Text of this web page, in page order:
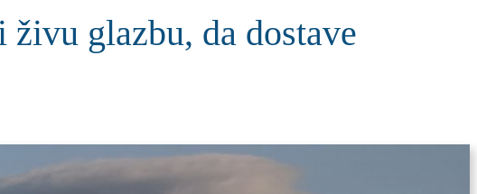
glazbu, da dostave